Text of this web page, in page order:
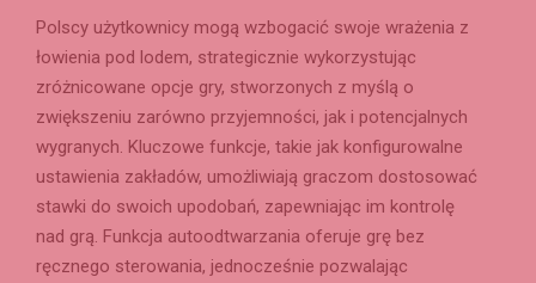
Polscy użytkownicy mogą wzbogacić swoje wrażenia z
łowienia pod lodem, strategicznie wykorzystując
zróżnicowane opcje gry, stworzonych z myślą o
zwiększeniu zarówno przyjemności, jak i potencjalnych
wygranych. Kluczowe funkcje, takie jak konfigurowalne
ustawienia zakładów, umożliwiają graczom dostosować
stawki do swoich upodobań, zapewniając im kontrolę
nad grą. Funkcja autoodtwarzania oferuje grę bez
ręcznego sterowania, jednocześnie pozwalając